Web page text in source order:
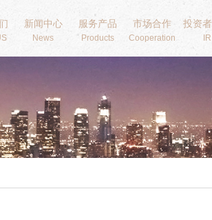
新闻中心
News
服务产品
Products
市场合作
Cooperation
投资
IR